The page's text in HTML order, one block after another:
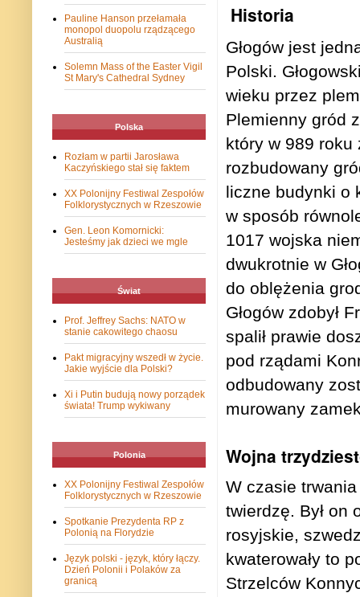
Historia
Głogów jest
Polski.
wieku przez
Plemienny gród
który w 989 roku
rozbudowany
liczne budynki o
w sposób
1017 wojska
dwukrotnie w
do oblężenia
Głogów zdobył
spalił prawie
pod rządami
odbudowany
murowany
Wojna
W czasie
twierdzę. Był on
rosyjskie,
kwaterowały to
Strzelców
Pauline Hanson przełamała
monopol duopolu rządzącego
Australią
Solemn Mass of the Easter Vigil
St Mary's Cathedral Sydney
Polska
Rozłam w partii Jarosława
Kaczyńskiego stał się faktem
XX Polonijny Festiwal Zespołów
Folklorystycznych w Rzeszowie
Gen. Leon Komornicki:
Jesteśmy jak dzieci we mgle
Świat
Prof. Jeffrey Sachs: NATO w
stanie cakowitego chaosu
Pakt migracyjny wszedł w życie.
Jakie wyjście dla Polski?
Xi i Putin budują nowy porządek
świata! Trump wykiwany
Polonia
XX Polonijny Festiwal Zespołów
Folklorystycznych w Rzeszowie
Spotkanie Prezydenta RP z
Polonią na Florydzie
Język polski - język, który łączy.
Dzień Polonii i Polaków za
granicą